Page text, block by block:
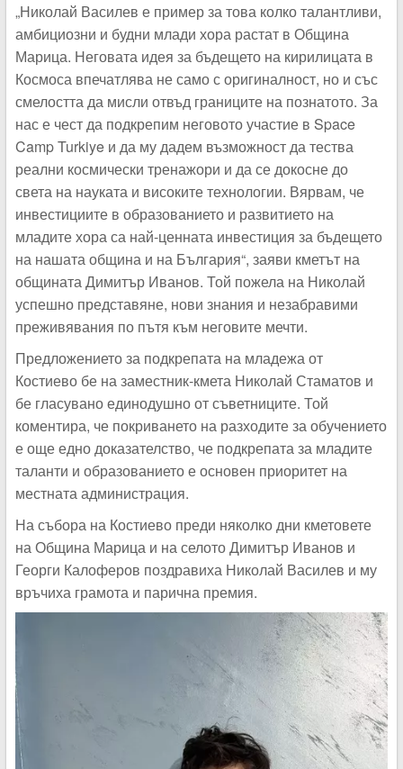
„Николай Василев е пример за това колко талантливи,
амбициозни и будни млади хора растат в Община
Марица. Неговата идея за бъдещето на кирилицата в
Космоса впечатлява не само с оригиналност, но и със
смелостта да мисли отвъд границите на познатото. За
нас е чест да подкрепим неговото участие в Space
Camp Turkiye и да му дадем възможност да тества
реални космически тренажори и да се докосне до
света на науката и високите технологии. Вярвам, че
инвестициите в образованието и развитието на
младите хора са най-ценната инвестиция за бъдещето
на нашата община и на България“, заяви кметът на
общината Димитър Иванов. Той пожела на Николай
успешно представяне, нови знания и незабравими
преживявания по пътя към неговите мечти.
Предложението за подкрепата на младежа от
Костиево бе на заместник-кмета Николай Стаматов и
бе гласувано единодушно от съветниците. Той
коментира, че покриването на разходите за обучението
е още едно доказателство, че подкрепата за младите
таланти и образованието е основен приоритет на
местната администрация.
На събора на Костиево преди няколко дни кметовете
на Община Марица и на селото Димитър Иванов и
Георги Калоферов поздравиха Николай Василев и му
връчиха грамота и парична премия.